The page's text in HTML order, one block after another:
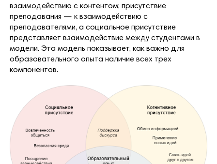
взаимодействию с контентом; присутствие
преподавания — к взаимодействию с
преподавателями, а социальное присутствие
представляет взаимодействие между студентами в
модели. Эта модель показывает, как важно для
образовательного опыта наличие всех трех
компонентов.